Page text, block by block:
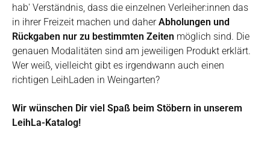
hab' Verständnis, dass die einzelnen Verleiher:innen das
in ihrer Freizeit machen und daherAbholungen und
Rückgaben nur zu bestimmten Zeiten möglich sind. Die
genauen Modalitäten sind am jeweiligen Produkt erklärt.
Wer weiß, vielleicht gibt es irgendwann auch einen
richtigen LeihLaden in Weingarten?
Wir wünschen Dir viel Spaß beim Stöbern in unserem
LeihLa-Katalog!